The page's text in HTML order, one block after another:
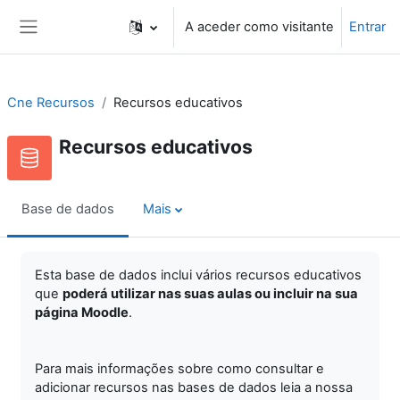
A aceder como visitante Entrar
Cne Recursos Recursos educativos
Recursos educativos
Base de dados Mais
Esta base de dados inclui vários recursos educativos
que poderá utilizar nas suas aulas ou incluir na sua
página Moodle.
Para mais informações sobre como consultar e
adicionar recursos nas bases de dados leia a nossa